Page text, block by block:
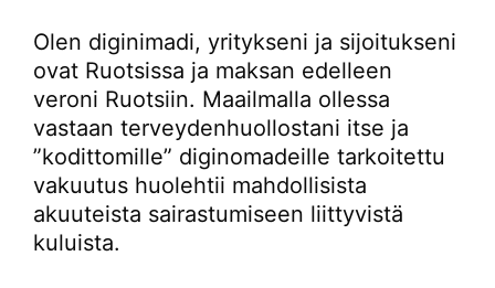
Olen diginimadi, yritykseni ja sijoitukseni
ovat Ruotsissa ja maksan edelleen
veroni Ruotsiin. Maailmalla ollessa
vastaan terveydenhuollostani itse ja
”kodittomille” diginomadeille tarkoitettu
vakuutus huolehtii mahdollisista
akuuteista sairastumiseen liittyvistä
kuluista.